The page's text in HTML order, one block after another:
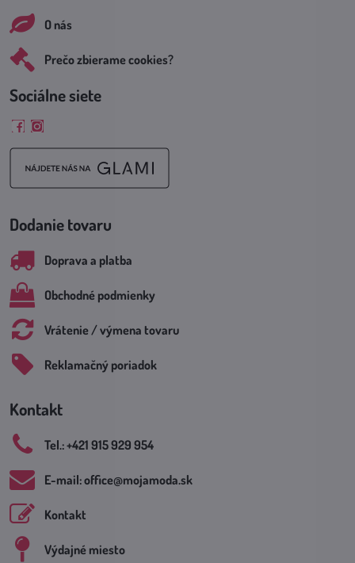
O nás
Prečo zbierame cookies?
Sociálne siete
FacebookInstagram
Dodanie tovaru
Doprava a platba
Obchodné podmienky
Vrátenie / výmena tovaru
Reklamačný poriadok
Kontakt
Tel​.: +421 915 929 954
E-mail: office​@mojamoda​.sk
Kontakt
Výdajné miesto